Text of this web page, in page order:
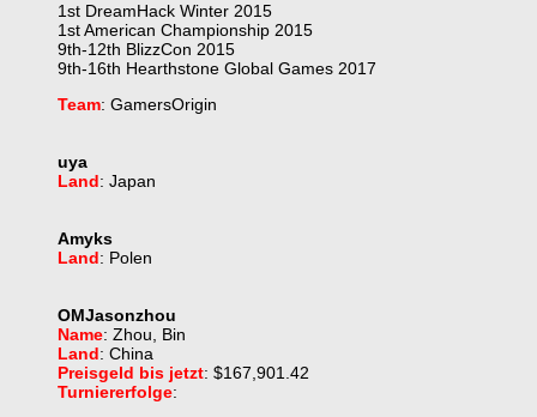
1st DreamHack Winter 2015
1st American Championship 2015
9th-12th BlizzCon 2015
9th-16th Hearthstone Global Games 2017
Team: GamersOrigin
uya
Land: Japan
Amyks
Land: Polen
OMJasonzhou
Name: Zhou, Bin
Land: China
Preisgeld bis jetzt: $167,901.42
Turniererfolge: